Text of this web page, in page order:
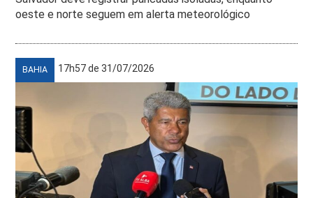
oeste e norte seguem em alerta meteorológico
BAHIA 17h57 de 31/07/2026